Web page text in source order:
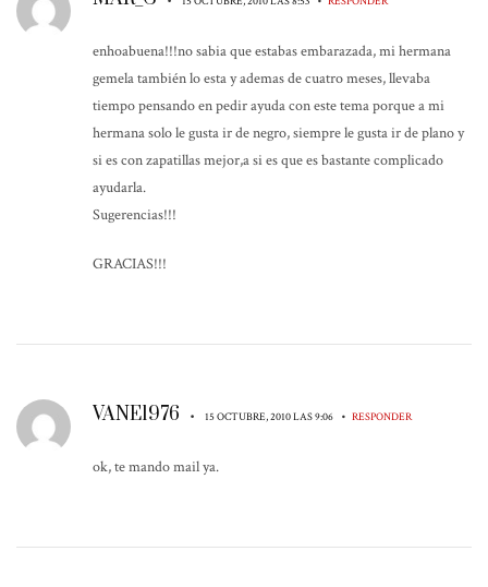
enhoabuena!!!no sabia que estabas embarazada, mi hermana
gemela también lo esta y ademas de cuatro meses, llevaba
tiempo pensando en pedir ayuda con este tema porque a mi
hermana solo le gusta ir de negro, siempre le gusta ir de plano y
si es con zapatillas mejor,a si es que es bastante complicado
ayudarla.
Sugerencias!!!
GRACIAS!!!
VANE1976 • 15 OCTUBRE, 2010 LAS 9:06 • RESPONDER
ok, te mando mail ya.